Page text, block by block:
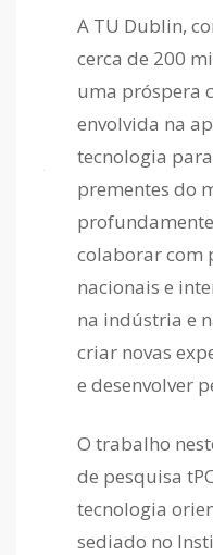
A TU Dublin,
cerca de 200
uma próspera
envolvida na
tecnologia
prementes do
colaborar com
nacionais e
na indústria e
criar novas
e desenvolver
O trabalho
de pesquisa
tecnologia
sediado no